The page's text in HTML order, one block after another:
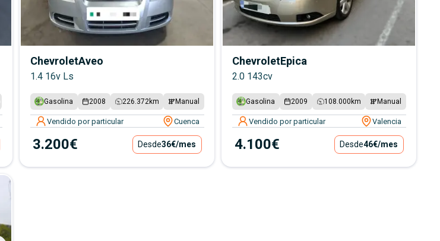
ChevroletAveo
1.4 16v Ls
Gasolina 2008 226.372 km Manual
Vendido por particular Cuenca
3.200€ Desde36€/mes
ChevroletEpica
2.0 143cv
Gasolina 2009 108.000 km Manual
Vendido por particular Valencia
4.100€ Desde46€/mes